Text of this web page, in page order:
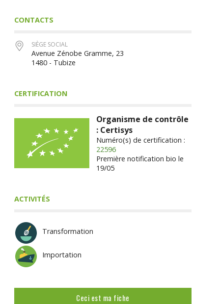
CONTACTS
SIÈGE SOCIAL
Avenue Zénobe Gramme, 23
1480 - Tubize
CERTIFICATION
Organisme de contrôle
: Certisys
Numéro(s) de certification :
22596
Première notification bio le
19/05
ACTIVITÉS
Transformation
Importation
Ceci est ma fiche